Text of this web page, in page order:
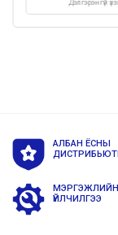
Дэлгэрэнгүй
АЛБАН ЁСНЫ
МЭРГЭЖЛИЙН
ҮЙЛЧИЛГЭЭ